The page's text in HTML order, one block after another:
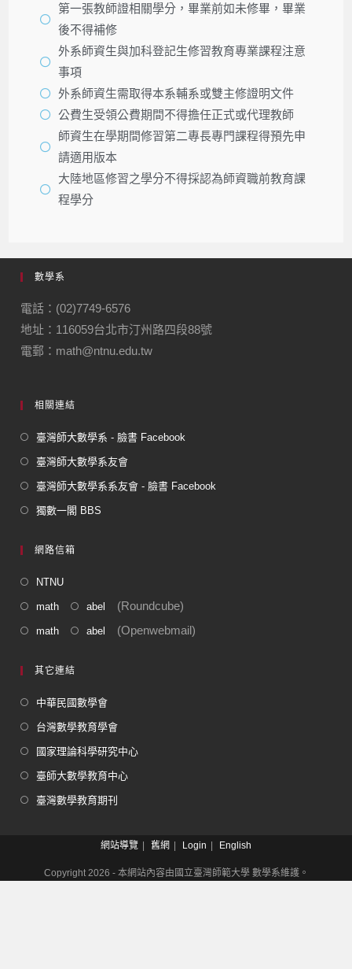
第一張教師證相關學分，畢業前如未修畢，畢業
後不得補修
外系師資生與加科登記生修習教育專業課程注意
事項
外系師資生需取得本系輔系或雙主修證明文件
公費生受領公費期間不得擔任正式或代理教師
師資生在學期間修習第二專長專門課程得預先申
請適用版本
大陸地區修習之學分不得採認為師資職前教育課
程學分
數學系
電話：(02)7749-6576
地址：116059台北市汀州路四段88號
電郵：math@ntnu.edu.tw
相關連結
臺灣師大數學系 - 臉書 Facebook
臺灣師大數學系友會
臺灣師大數學系系友會 - 臉書 Facebook
獨數一閣 BBS
網路信箱
NTNU
math abel (Roundcube)
math abel (Openwebmail)
其它連結
中華民國數學會
台灣數學教育學會
國家理論科學研究中心
臺師大數學教育中心
臺灣數學教育期刊
網站導覽 舊網 Login English
Copyright 2026 - 本網站內容由國立臺灣師範大學 數學系維護。